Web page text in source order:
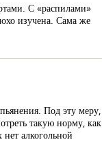
С «распилами»
изучена. Сама же
Под эту меру,
такую норму, как
алкогольной